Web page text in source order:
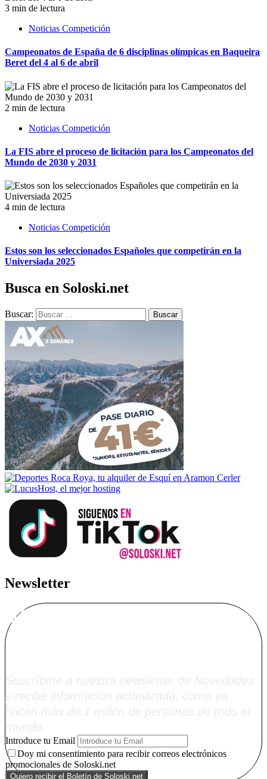
3 min de lectura
Noticias Competición
Campeonatos de España de 6 disciplinas olímpicas en Baqueira
Beret del 4 al 6 de abril
2 min de lectura
Noticias Competición
La FIS abre el proceso de licitación para los Campeonatos del
Mundo de 2030 y 2031
4 min de lectura
Noticias Competición
Estos son los seleccionados Españoles que competirán en la
Universiada 2025
Busca en Soloski.net
Buscar:
Newsletter
Alta Boletín
Introduce tu Email
Doy mi consentimiento para recibir correos electrónicos
promocionales de Soloski.net